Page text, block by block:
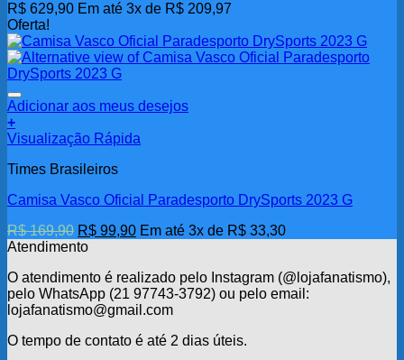
R$ 629,90 Em até 3x de R$ 209,97
Oferta!
Adicionar aos meus desejos
+
Visualização Rápida
Times Brasileiros
Camisa Vasco Oficial Paradesporto DrySports 2023 G
R$169,90 O
preço
era:
R$ 169,90.
R$ 99,90O
é:
R$ 99,90.
Em até 3x de R$ 33,30
Atendimento
O atendimento é realizado pelo Instagram (@lojafanatismo),
pelo WhatsApp (21 97743-3792) ou pelo email:
lojafanatismo@gmail.com
O tempo de contato é até 2 dias úteis.